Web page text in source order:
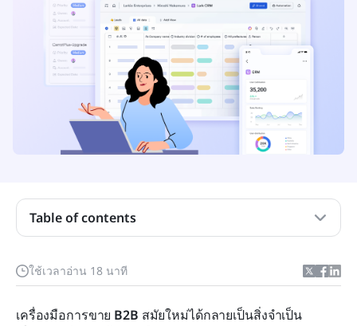
ใช้เวลาอ่าน 18 นาที
เครื่องมือการขาย B2B สมัยใหม่ได้กลายเป็นสิ่งจำเป็น
Table of contents
ประเด็นสำคัญ: เครื่องมือการขาย B2B ที่ดีที่สุด
ภาพรวมอย่างรวดเร็วของเครื่องมือข่าวกรองการขาย
เครื่องมือการขายแบบ B2B คืออะไร?
ประเภทของเครื่องมือการขายแบบ B2B